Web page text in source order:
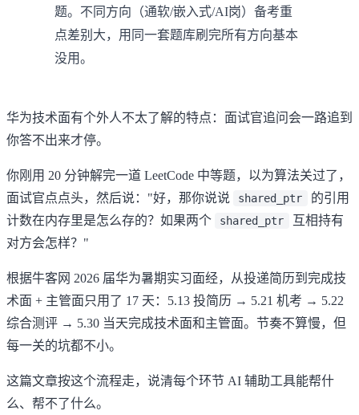
题。不同方向（通软/嵌入式/AI岗）备考重
点差别大，用同一套题库刷完所有方向基本
没用。
华为技术面有个外人不太了解的特点：面试官追问会一路追到
你答不出来才停。
你刚用 20 分钟解完一道 LeetCode 中等题，以为算法关过了，
面试官点点头，然后说："好，那你说说
shared_ptr
的引用
计数在内存里是怎么存的？如果两个
shared_ptr
互相持有
对方会怎样？"
根据牛客网 2026 届华为暑期实习面经，从投递简历到完成技
术面 + 主管面只用了 17 天：5.13 投简历 → 5.21 机考 → 5.22
综合测评 → 5.30 当天完成技术面和主管面。节奏不算慢，但
每一关的坑都不小。
这篇文章按这个流程走，说清每个环节 AI 辅助工具能帮什
么、帮不了什么。